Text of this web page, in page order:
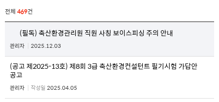
전체 469건
(필독) 축산환경관리원 직원 사칭 보이스피싱 주의 안내
관리자 2025.12.03
(공고 제2025-13호) 제8회 3급 축산환경컨설턴트 필기시험 가답안
공고
관리자 작성일 2025.04.05